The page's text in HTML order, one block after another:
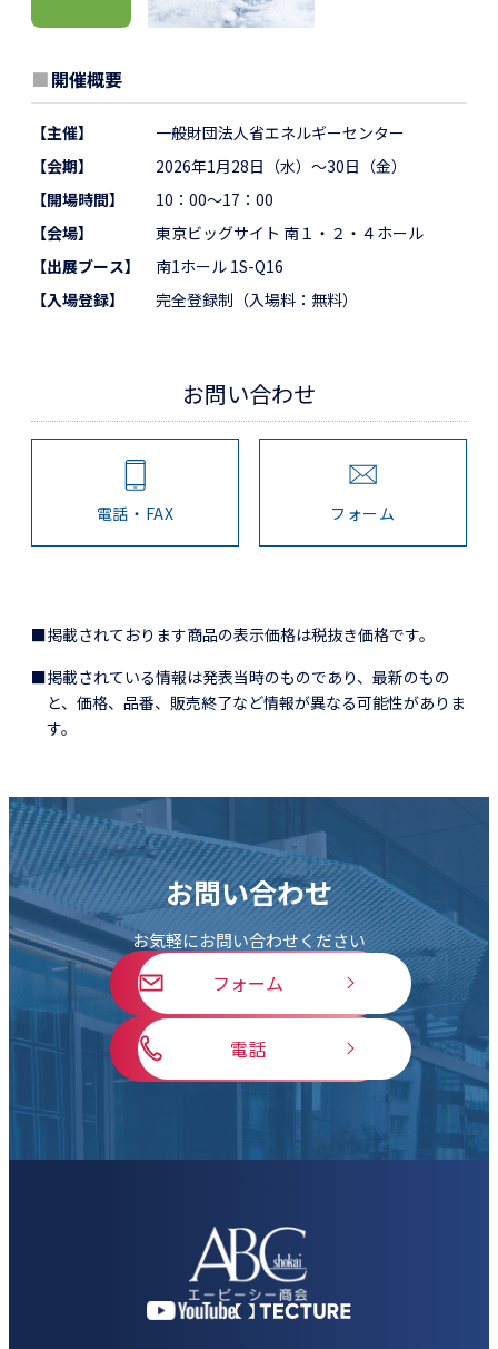
■開催概要
【主催】
一般財団法人省エネルギーセンター
【会期】
2026年1月28日（水）～30日（金）
【開場時間】
10：00～17：00
【会場】
東京ビッグサイト 南１・２・４ホール
【出展ブース】
南1ホール 1S-Q16
【入場登録】
完全登録制（入場料：無料）
お問い合わせ
電話・FAX フォーム
■掲載されております商品の表示価格は税抜き価格です。
■掲載されている情報は発表当時のものであり、最新のもの
と、価格、品番、販売終了など情報が異なる可能性がありま
す。
お問い合わせ
お気軽にお問い合わせください
フォーム
電話